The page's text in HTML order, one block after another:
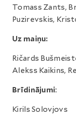
Tomass Zants,
Puzirevskis,
Uz maiņu:
Ričards
Alekss Kaikins,
Brīdinājumi:
Kirils Solovjovs